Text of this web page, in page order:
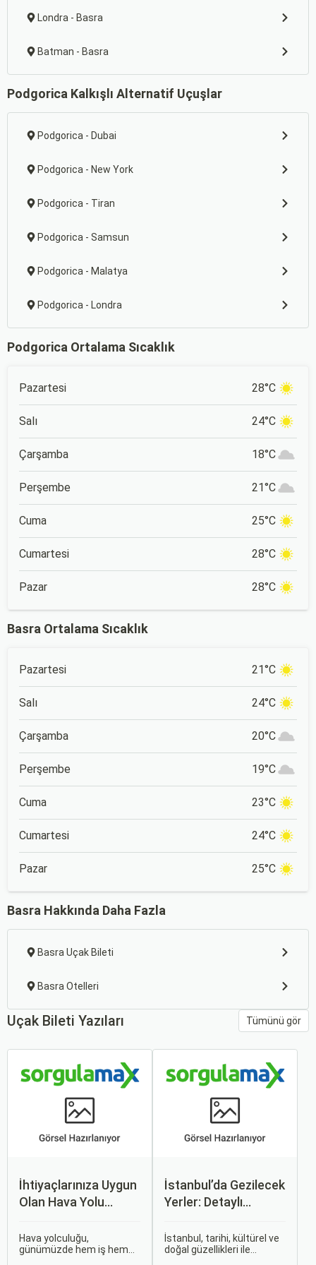
Londra - Basra
Batman - Basra
Podgorica Kalkışlı Alternatif Uçuşlar
Podgorica - Dubai
Podgorica - New York
Podgorica - Tiran
Podgorica - Samsun
Podgorica - Malatya
Podgorica - Londra
Podgorica Ortalama Sıcaklık
Pazartesi 28°C
Salı 24°C
Çarşamba 18°C
Perşembe 21°C
Cuma 25°C
Cumartesi 28°C
Pazar 28°C
Basra Ortalama Sıcaklık
Pazartesi 21°C
Salı 24°C
Çarşamba 20°C
Perşembe 19°C
Cuma 23°C
Cumartesi 24°C
Pazar 25°C
Basra Hakkında Daha Fazla
Basra Uçak Bileti
Basra Otelleri
Uçak Bileti Yazıları Tümünü gör
İhtiyaçlarınıza Uygun
Olan Hava Yolu
Seçersiniz?
Hava yolculuğu,
günümüzde hem iş hem
İstanbul’da Gezilecek
Yerler: Detaylı
İstanbul, tarihi, kültürel ve
doğal güzellikleri ile